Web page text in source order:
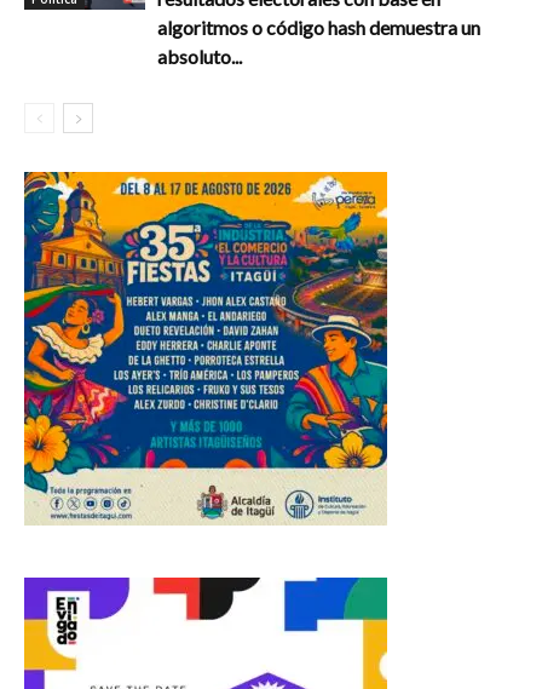
algoritmos o código hash demuestra un
absoluto...